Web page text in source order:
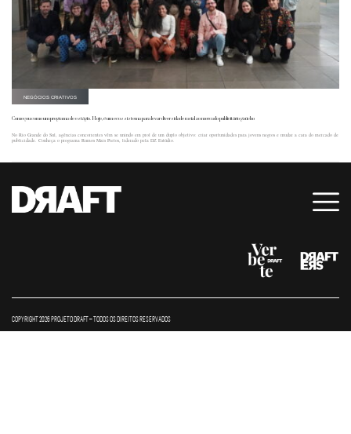
NEGÓCIOS CRIATIVOS
Começou como um programa de estágio. Hoje, é um ecossistema para levar diversidade racial ao mercado publicitário gaúcho
No Rio Grande do Sul, agências concorrentes vêm se unindo em prol de um duplo objetivo: criar oportunidades para jovens negros e mudar a cara do mercado de
publicidade. Conheça o programa Rumos Mais Pretos, liderado pela DZ Estúdio.
COPYRIGHT 2026 PROJETO DRAFT – TODOS OS DIREITOS RESERVADOS